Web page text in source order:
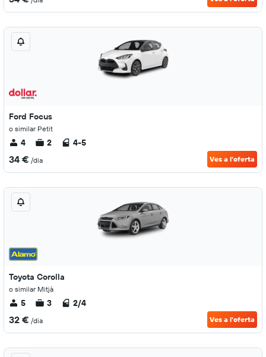
Ford Focus
o similar Petit
4 2 4-5
34 € /dia Ves a l'oferta
Toyota Corolla
o similar Mitjà
5 3 2/4
32 € /dia Ves a l'oferta